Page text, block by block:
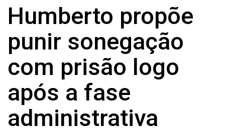
Humberto propõe
punir sonegação
com prisão logo
após a fase
administrativa